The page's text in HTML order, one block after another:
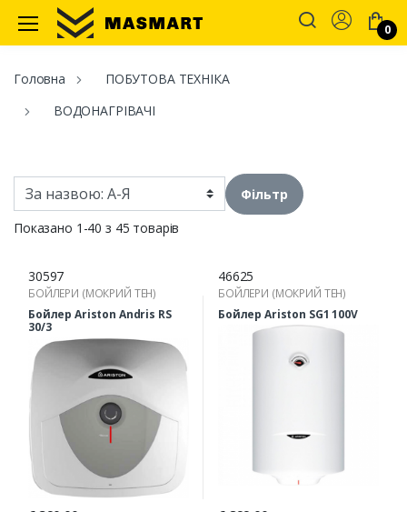
Masmart
Account
0
Головна
ПОБУТОВА ТЕХНІКА
ВОДОНАГРІВАЧІ
Фільтр
Показано 1-40 з 45 товарів
30597
БОЙЛЕРИ (МОКРИЙ ТЕН)
Бойлер Ariston Andris RS
30/3
46625
БОЙЛЕРИ (МОКРИЙ ТЕН)
Бойлер Ariston SG1 100V